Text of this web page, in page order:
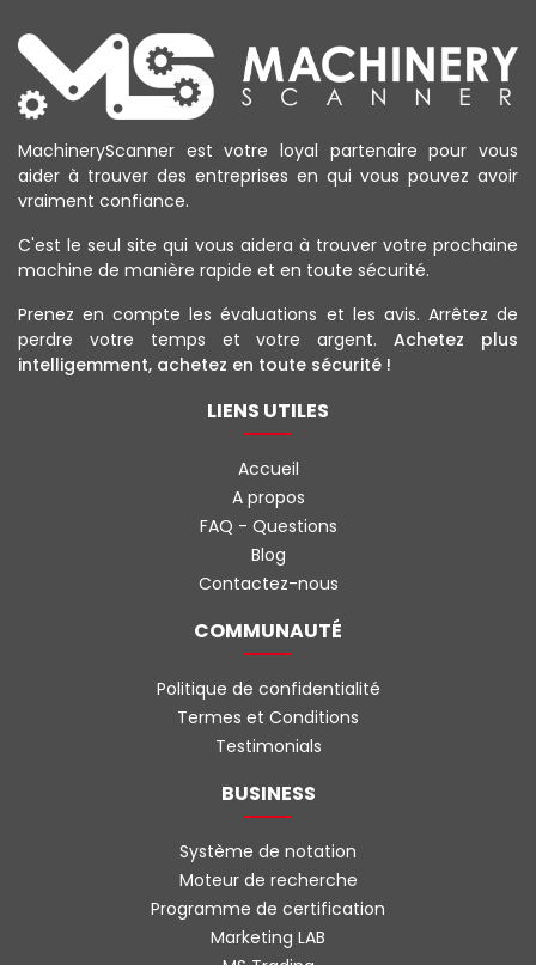
MachineryScanner est votre loyal partenaire pour vous
aider à trouver des entreprises en qui vous pouvez avoir
vraiment confiance.
C'est le seul site qui vous aidera à trouver votre prochaine
machine de manière rapide et en toute sécurité.
Prenez en compte les évaluations et les avis. Arrêtez de
perdre votre temps et votre argent.Achetez plus
intelligemment, achetez en toute sécurité !
LIENS UTILES
Accueil
A propos
FAQ - Questions
Blog
Contactez-nous
COMMUNAUTÉ
Politique de confidentialité
Termes et Conditions
Testimonials
BUSINESS
Système de notation
Moteur de recherche
Programme de certification
Marketing LAB